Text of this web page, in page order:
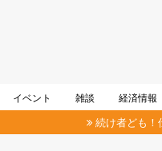
イベント 雑談 経済情報
続け者ども！